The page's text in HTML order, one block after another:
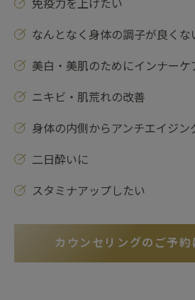
免疫力を上げたい
なんとなく身体の調子が良くな
美白・美肌のためにインナーケ
ニキビ・肌荒れの改善
身体の内側からアンチエイジン
二日酔いに
スタミナアップしたい
カウンセリングのご予約